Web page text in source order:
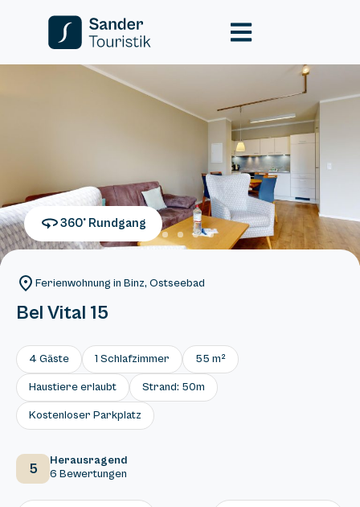
360° Rundgang
Ferienwohnung in Binz, Ostseebad
Bel Vital 15
4 Gäste 1 Schlafzimmer 55 m²
Haustiere erlaubt Strand: 50m
Kostenloser Parkplatz
5
Herausragend
6 Bewertungen